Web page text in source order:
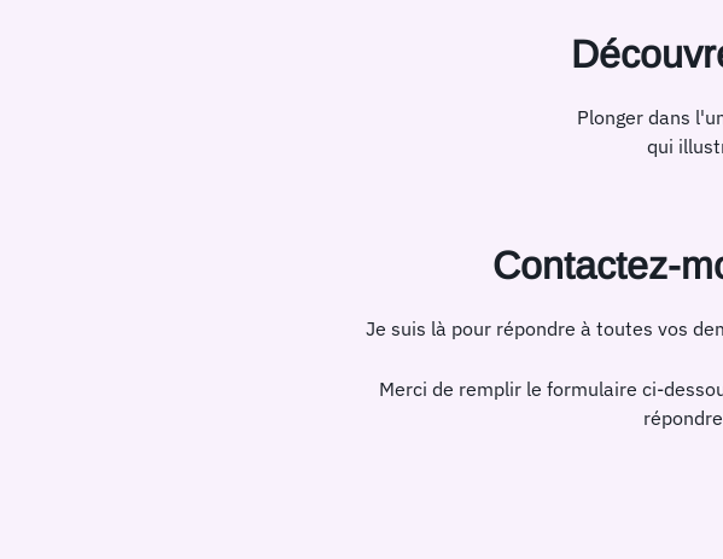
Plonger dans
qui
Contactez-
Je suis là pour répondre à toutes vos
Merci de remplir le formulaire ci-